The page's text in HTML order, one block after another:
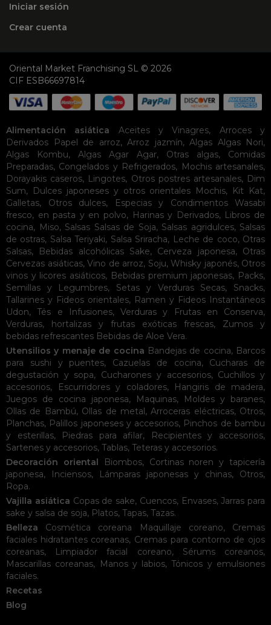
Iniciar sesión
Crear cuenta
Oriental Market Franchising SL © 2026
CIF ESB66697814
Alimentación asiática Aceites y Vinagres, Arroces y
Derivados
Papel de arroz, Arroz jazmín, Algas Algas Nori,
Algas Kombu, Algas Agar Agar, Otras algas, Comidas
Preparadas, Congelados y Refrigerados, Mochis artesanales,
Dorayakis caseros, Lingotes, Otros postres artesanales, Dim
Sum, Dulces japoneses y otros orientales Mochis, Kit Kat,
Galletas, Otros dulces, Especias y Condimentos
Wasabi
fresco, en pasta y en polvo, Harinas y Derivados, Libros de
cocina, Miso, Salsas Salsas de Soja, Salsas agridulces, Salsas
de ostras, Salsa Teriyaki, Salsa Sriracha, Leche de coco, Otras
Salsas, Bebidas alcohólicas Sake, Cerveza japonesa, Otras
Cervezas asiáticas, Vino de arroz, Soju, Whisky japonés, Otros
vinos y licores asiáticos, Bebidas premium japonesas, Packs,
Semillas y Legumbres, Setas y Verduras Secas, Snacks,
Tallarines y Fideos orientales, Ramen y Fideos Instantáneos
Udon,Tés e Infusiones, Verduras y Frutas en Conserva,
Verduras, hortalizas y frutas exóticas frescas, Zumos y
bebidas refrescantes Bebidas de Aloe Vera.
Utensilios y menaje de cocina Bandejas de cocina, Barcos
para sushi y puentes, Cazuelas de cocina, Cucharas de
degustación y sopa, Cucharones y accesorios, Cuchillos y
accesorios, Escurridores y coladores, Hangiris de madera,
Juegos de cocina japonesa, Maquinas, Moldes y baranes,
Ollas de Bambú, Ollas de metal,Arroceras eléctricas, Otros,
Planchas, Palillos japoneses y accesorios, Pinchos de bambu
y esterillas, Piedras para afilar, Recipientes y accesorios,
Sartenes y accesorios, Tablas, Teteras y accesorios.
Decoración oriental
Biombos, Cortinas noren y tapicería
japonesa, Inciensos, Lámparas japonesas y chinas, Otros,
Ropa.
Vajilla asiática Copas de sake, Cuencos, Envases,Jarras para
sake y salsa de soja, Platos, Tapas, Tazas.
Belleza
Cosmética coreana Maquillaje coreano, Cremas
faciales hidratantes coreanas, Cremas para contorno de ojos
coreanas, Limpiador facial coreano, Sérums coreanos,
Mascarillas coreanas, Manos y labios,Tónicos y emulsiones
faciales.
Recetas
Blog